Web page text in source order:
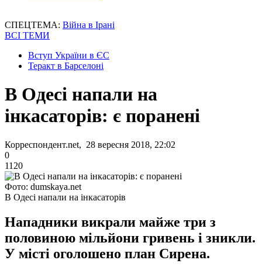
СПЕЦТЕМА: Війна в Ірані
ВСІ ТЕМИ
Вступ України в ЄС
Теракт в Барселоні
В Одесі напали на
інкасаторів: є поранені
Корреспондент.net, 28 вересня 2018, 22:02
0
1120
Фото: dumskaya.net
В Одесі напали на інкасаторів
Нападники викрали майже три з
половиною мільйони гривень і зникли.
У місті оголошено план Сирена.